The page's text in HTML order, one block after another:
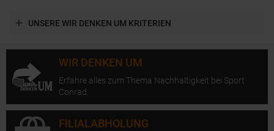
UNSERE WIR DENKEN UM KRITERIEN
WIR DENKEN UM
Erfahre alles zum Thema Nachhaltigkeit bei Sport
Conrad.
FILIALABHOLUNG